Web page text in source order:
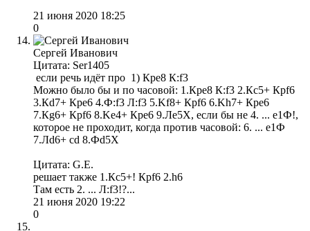
21 июня 2020 18:25
0
Сергей Иванович
Цитата: Ser1405
если речь идёт про 1) Кре8 К:f3
Можно было бы и по часовой: 1.Кре8 К:f3 2.Кс5+ Крf6
3.Кd7+ Кре6 4.Ф:f3 Л:f3 5.Kf8+ Крf6 6.Kh7+ Кре6
7.Кg6+ Крf6 8.Kе4+ Кре6 9.Ле5Х, если бы не 4. ... е1Ф!,
которое не проходит, когда против часовой: 6. ... е1Ф
7.Лd6+ cd 8.Фd5X
Цитата: G.E.
решает также 1.Кc5+! Крf6 2.h6
Там есть 2. ... Л:f3!?...
21 июня 2020 19:22
0